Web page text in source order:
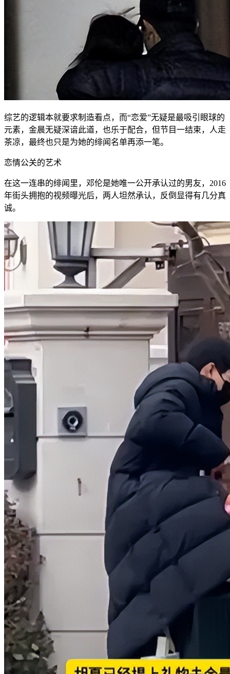
综艺的逻辑本就要求制造看点，而“恋爱”无疑是最吸引眼球的
元素，金晨无疑深谙此道，也乐于配合，但节目一结束，人走
茶凉，最终也只是为她的绯闻名单再添一笔。
恋情公关的艺术
在这一连串的绯闻里，邓伦是她唯一公开承认过的男友，2016
年街头拥抱的视频曝光后，两人坦然承认，反倒显得有几分真
诚。